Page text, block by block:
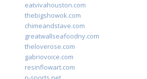
eatvivahouston.com
thebigshowok.com
chimeandstave.com
greatwallseafoodny.com
theloverose.com
gabriovoice.com
resinflowart.com